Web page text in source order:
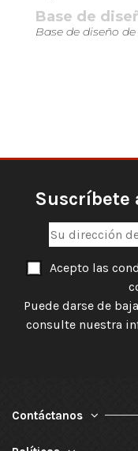
Base de
Base de diseño
Suscríbete
Acepto las
Puede darse de
consulte nuestra
Contáctanos